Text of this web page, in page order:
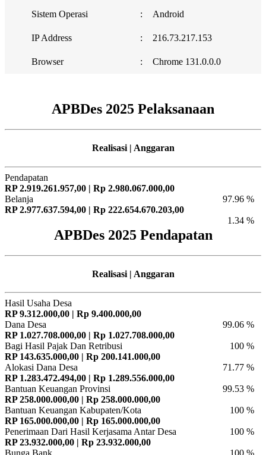
Sistem Operasi : Android
IP Address : 216.73.217.153
Browser : Chrome 131.0.0.0
APBDes 2025 Pelaksanaan
Realisasi | Anggaran
Pendapatan
RP 2.919.261.957,00 | Rp 2.980.067.000,00
97.96 %
Belanja
RP 2.977.637.594,00 | Rp 222.654.670.203,00
1.34 %
APBDes 2025 Pendapatan
Realisasi | Anggaran
Hasil Usaha Desa
RP 9.312.000,00 | Rp 9.400.000,00
99.06 %
Dana Desa
RP 1.027.708.000,00 | Rp 1.027.708.000,00
100 %
Bagi Hasil Pajak Dan Retribusi
RP 143.635.000,00 | Rp 200.141.000,00
71.77 %
Alokasi Dana Desa
RP 1.283.472.494,00 | Rp 1.289.556.000,00
99.53 %
Bantuan Keuangan Provinsi
RP 258.000.000,00 | Rp 258.000.000,00
100 %
Bantuan Keuangan Kabupaten/Kota
RP 165.000.000,00 | Rp 165.000.000,00
100 %
Penerimaan Dari Hasil Kerjasama Antar Desa
RP 23.932.000,00 | Rp 23.932.000,00
100 %
Bunga Bank